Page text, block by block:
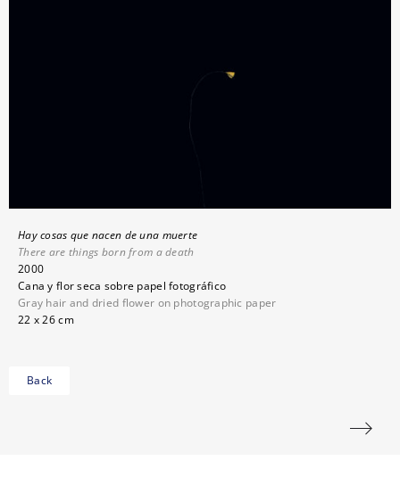
Hay cosas que nacen de una muerte
There are things born from a death
2000
Cana y flor seca sobre papel fotográfico
Gray hair and dried flower on photographic paper
22 x 26 cm
Back